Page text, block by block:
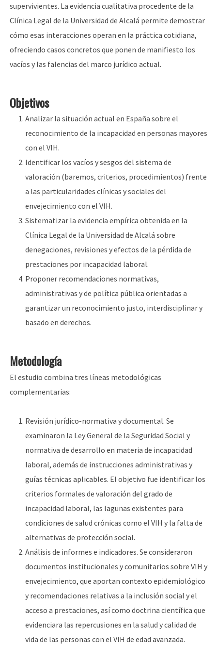
supervivientes. La evidencia cualitativa procedente de la
Clínica Legal de la Universidad de Alcalá permite demostrar
cómo esas interacciones operan en la práctica cotidiana,
ofreciendo casos concretos que ponen de manifiesto los
vacíos y las falencias del marco jurídico actual.
Objetivos
Analizar la situación actual en España sobre el
reconocimiento de la incapacidad en personas mayores
con el VIH.
Identificar los vacíos y sesgos del sistema de
valoración (baremos, criterios, procedimientos) frente
a las particularidades clínicas y sociales del
envejecimiento con el VIH.
Sistematizar la evidencia empírica obtenida en la
Clínica Legal de la Universidad de Alcalá sobre
denegaciones, revisiones y efectos de la pérdida de
prestaciones por incapacidad laboral.
Proponer recomendaciones normativas,
administrativas y de política pública orientadas a
garantizar un reconocimiento justo, interdisciplinar y
basado en derechos.
Metodología
El estudio combina tres líneas metodológicas
complementarias:
Revisión jurídico-normativa y documental. Se
examinaron la Ley General de la Seguridad Social y
normativa de desarrollo en materia de incapacidad
laboral, además de instrucciones administrativas y
guías técnicas aplicables. El objetivo fue identificar los
criterios formales de valoración del grado de
incapacidad laboral, las lagunas existentes para
condiciones de salud crónicas como el VIH y la falta de
alternativas de protección social.
Análisis de informes e indicadores. Se consideraron
documentos institucionales y comunitarios sobre VIH y
envejecimiento, que aportan contexto epidemiológico
y recomendaciones relativas a la inclusión social y el
acceso a prestaciones, así como doctrina científica que
evidenciara las repercusiones en la salud y calidad de
vida de las personas con el VIH de edad avanzada.